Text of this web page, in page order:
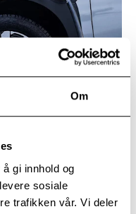
Om
gi innhold og
sosiale
trafikken vår. Vi deler
- 80 %
batteriet har. Du får